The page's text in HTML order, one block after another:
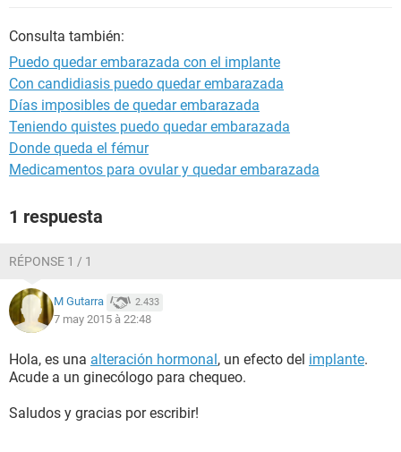
Consulta también:
Puedo quedar embarazada con el implante
Con candidiasis puedo quedar embarazada
Días imposibles de quedar embarazada
Teniendo quistes puedo quedar embarazada
Donde queda el fémur
Medicamentos para ovular y quedar embarazada
1 respuesta
RÉPONSE 1 / 1
M Gutarra 2.433
7 may 2015 à 22:48
Hola, es una alteración hormonal, un efecto del implante.
Acude a un ginecólogo para chequeo.
Saludos y gracias por escribir!